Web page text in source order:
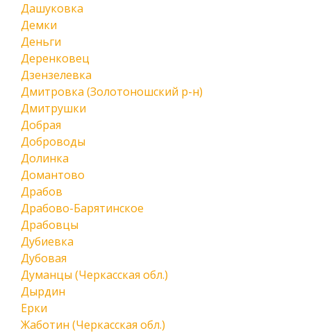
Дашуковка
Демки
Деньги
Деренковец
Дзензелевка
Дмитровка (Золотоношский р-н)
Дмитрушки
Добрая
Доброводы
Долинка
Домантово
Драбов
Драбово-Барятинское
Драбовцы
Дубиевка
Дубовая
Думанцы (Черкасская обл.)
Дырдин
Ерки
Жаботин (Черкасская обл.)